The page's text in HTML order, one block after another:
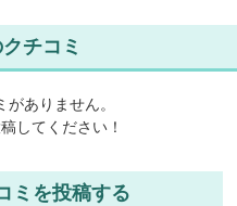
チコミ
ありません。
してください！
ミを投稿する